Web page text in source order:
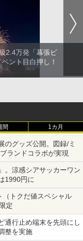
2.4万発「幕張ビ
ント目白押し！
間 1カ月
のグッズ公開。図録/ミ
ランドコラボが実現
。涼感シアサッカーワン
1990円に
（トクだ値スペシャル
定
通行止め端末を先頭にし
整を実施